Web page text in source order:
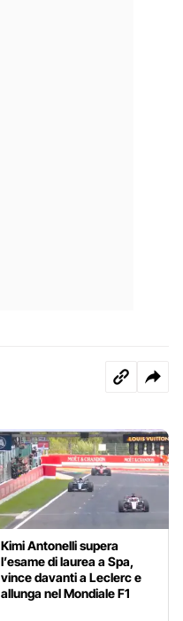
Kimi Antonelli supera
l’esame di laurea a Spa,
vince davanti a Leclerc e
allunga nel Mondiale F1